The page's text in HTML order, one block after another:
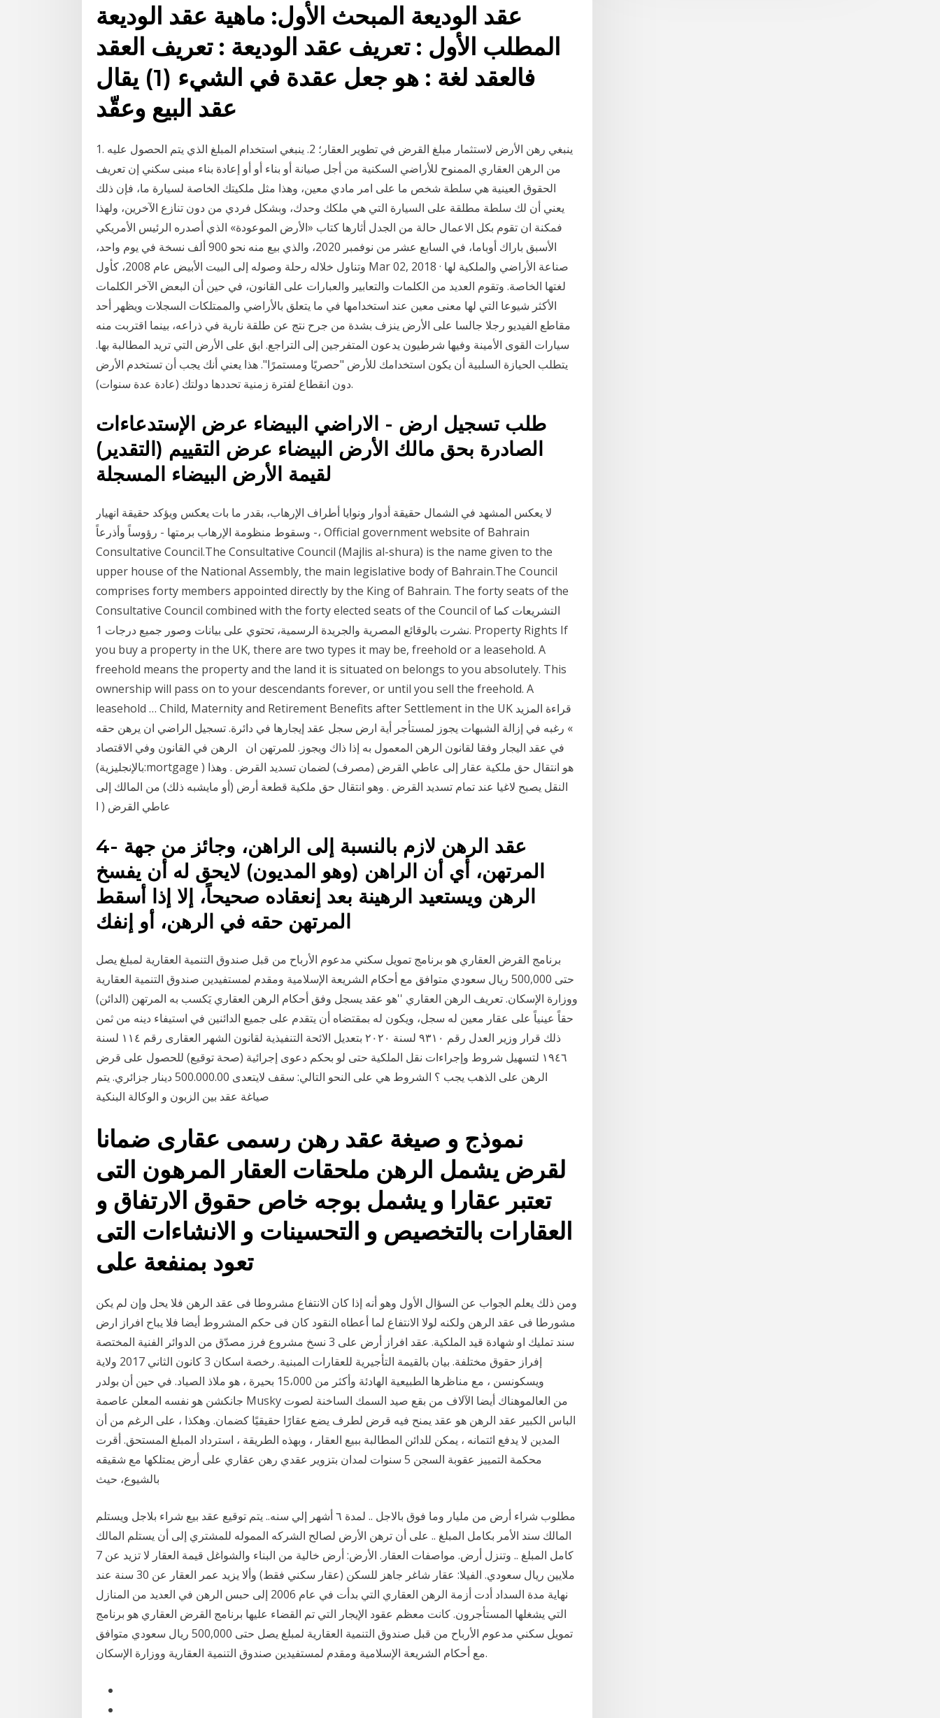
عقد الوديعة المبحث الأول: ماهية عقد الوديعة
المطلب الأول : تعريف عقد الوديعة : تعريف العقد
فالعقد لغة : هو جعل عقدة في الشيء (1) يقال
عقد البيع وعقّد
1. ينبغي رهن الأرض لاستثمار مبلغ القرض في تطوير العقار؛ 2. ينبغي استخدام المبلغ الذي يتم الحصول عليه
من الرهن العقاري الممنوح للأراضي السكنية من أجل صيانة أو بناء أو أو إعادة بناء مبنى سكني إن تعريف
الحقوق العينية هي سلطة شخص ما على امر مادي معين، وهذا مثل ملكيتك الخاصة لسيارة ما، فإن ذلك
يعني أن لك سلطة مطلقة على السيارة التي هي ملكك وحدك، وبشكل فردي من دون تنازع الآخرين، ولهذا
فمكنة ان تقوم بكل الاعمال حالة من الجدل أثارها كتاب «الأرض الموعودة» الذي أصدره الرئيس الأمريكي
الأسبق باراك أوباما، في السابع عشر من نوفمبر 2020، والذي بيع منه نحو 900 ألف نسخة في يوم واحد،
وتناول خلاله رحلة وصوله إلى البيت الأبيض عام 2008، كأول Mar 02, 2018 · صناعة الأراضي والملكية لها
لغتها الخاصة. وتقوم العديد من الكلمات والتعابير والعبارات على القانون، في حين أن البعض الآخر الكلمات
الأكثر شيوعا التي لها معنى معين عند استخدامها في ما يتعلق بالأراضي والممتلكات السجلات ويظهر أحد
مقاطع الفيديو رجلا جالسا على الأرض ينزف بشدة من جرح نتج عن طلقة نارية في ذراعه، بينما اقتربت منه
سيارات القوى الأمينة وفيها شرطيون يدعون المتفرجين إلى التراجع. ابق على الأرض التي تريد المطالبة بها.
يتطلب الحيازة السلبية أن يكون استخدامك للأرض "حصريًا ومستمرًا". هذا يعني أنك يجب أن تستخدم الأرض
دون انقطاع لفترة زمنية تحددها دولتك (عادة عدة سنوات).
طلب تسجيل ارض - الاراضي البيضاء عرض الإستدعاءات
الصادرة بحق مالك الأرض البيضاء عرض التقييم (التقدير)
لقيمة الأرض البيضاء المسجلة
لا يعكس المشهد في الشمال حقيقة أدوار ونوايا أطراف الإرهاب، بقدر ما بات يعكس ويؤكد حقيقة انهيار
وسقوط منظومة الإرهاب برمتها - رؤوساً وأذرعاً -، Official government website of Bahrain
Consultative Council.The Consultative Council (Majlis al-shura) is the name given to the
upper house of the National Assembly, the main legislative body of Bahrain.The Council
comprises forty members appointed directly by the King of Bahrain. The forty seats of the
Consultative Council combined with the forty elected seats of the Council of التشريعات كما
نشرت بالوقائع المصرية والجريدة الرسمية، تحتوي على بيانات وصور جميع درجات 1. Property Rights If
you buy a property in the UK, there are two types it may be, freehold or a leasehold. A
freehold means the property and the land it is situated on belongs to you absolutely. This
ownership will pass on to your descendants forever, or until you sell the freehold. A
leasehold … Child, Maternity and Retirement Benefits after Settlement in the UK قراءة المزيد
» رغبه في إزالة الشبهات يجوز لمستأجر أية ارض سجل عقد إيجارها في دائرة. تسجيل الراضي ان يرهن حقه
في عقد اليجار وفقا لقانون الرهن المعمول به إذا ذاك ويجوز. للمرتهن ان الرهن في القانون وفي الاقتصاد
(بالإنجليزية:mortgage ) هو انتقال حق ملكية عقار إلى عاطي القرض (مصرف) لضمان تسديد القرض . وهذا
النقل يصبح لاغيا عند تمام تسديد القرض . وهو انتقال حق ملكية قطعة أرض (أو مايشبه ذلك) من المالك إلى
عاطي القرض ( ا
4- عقد الرهن لازم بالنسبة إلى الراهن، وجائز من جهة
المرتهن، أي أن الراهن (وهو المديون) لايحق له أن يفسخ
الرهن ويستعيد الرهينة بعد إنعقاده صحيحاً، إلا إذا أسقط
المرتهن حقه في الرهن، أو إنفك
برنامج القرض العقاري هو برنامج تمويل سكني مدعوم الأرباح من قبل صندوق التنمية العقارية لمبلغ يصل
حتى 500,000 ريال سعودي متوافق مع أحكام الشريعة الإسلامية ومقدم لمستفيدين صندوق التنمية العقارية
ووزارة الإسكان. تعريف الرهن العقاري ''هو عقد يسجل وفق أحكام الرهن العقاري يَكسب به المرتهن (الدائن)
حقاً عينياً على عقار معين له سجل، ويكون له بمقتضاه أن يتقدم على جميع الدائنين في استيفاء دينه من ثمن
ذلك قرار وزير العدل رقم ۹۳۱۰ لسنة ۲۰۲۰ بتعديل الائحة التنفيذية لقانون الشهر العقارى رقم ۱۱٤ لسنة
۱۹٤٦ لتسهيل شروط وإجراءات نقل الملكية حتى لو بحكم دعوى إجرائية (صحة توقيع) للحصول على قرض
الرهن على الذهب يجب ؟ الشروط هي على النحو التالي: سقف لايتعدى 500.000.00 دينار جزائري. يتم
صياغة عقد بين الزبون و الوكالة البنكية
نموذج و صيغة عقد رهن رسمى عقارى ضمانا
لقرض يشمل الرهن ملحقات العقار المرهون التى
تعتبر عقارا و يشمل بوجه خاص حقوق الارتفاق و
العقارات بالتخصيص و التحسينات و الانشاءات التى
تعود بمنفعة على
ومن ذلك يعلم الجواب عن السؤال الأول وهو أنه إذا كان الانتفاع مشروطا فى عقد الرهن فلا يحل وإن لم يكن
مشورطا فى عقد الرهن ولكنه لولا الانتفاع لما أعطاه النقود كان فى حكم المشروط أيضا فلا يباح افراز ارض
سند تمليك او شهادة قيد الملكية. عقد افراز أرض على 3 نسخ مشروع فرز مصدّق من الدوائر الفنية المختصة
إفراز حقوق مختلفة. بيان بالقيمة التأجيرية للعقارات المبنية. رخصة اسكان 3 كانون الثاني 2017 ولاية
ويسكونسن ، مع مناظرها الطبيعية الهادئة وأكثر من 15،000 بحيرة ، هو ملاذ الصياد. في حين أن بولدر
جانكشن هو نفسه المعلن عاصمة Musky من العالموهناك أيضا الآلاف من بقع صيد السمك الساخنة لصوت
الباس الكبير عقد الرهن هو عقد يمنح فيه قرض لطرف يضع عقارًا حقيقيًا كضمان. وهكذا ، على الرغم من أن
المدين لا يدفع ائتمانه ، يمكن للدائن المطالبة ببيع العقار ، وبهذه الطريقة ، استرداد المبلغ المستحق. أقرت
محكمة التمييز عقوبة السجن 5 سنوات لمدان بتزوير عقدي رهن عقاري على أرض يمتلكها مع شقيقه
بالشيوع، حيث
مطلوب شراء أرض من مليار وما فوق بالاجل .. لمدة ٦ أشهر إلي سنه.. يتم توقيع عقد بيع شراء بلاجل ويستلم
المالك سند الأمر بكامل المبلغ .. على أن ترهن الأرض لصالح الشركه المموله للمشتري إلى أن يستلم المالك
كامل المبلغ .. وتنزل أرض. مواصفات العقار. الأرض: أرض خالية من البناء والشواغل قيمة العقار لا تزيد عن 7
ملايين ريال سعودي. الفيلا: عقار شاغر جاهز للسكن (عقار سكني فقط) وألا يزيد عمر العقار عن 30 سنة عند
نهاية مدة السداد أدت أزمة الرهن العقاري التي بدأت في عام 2006 إلى حبس الرهن في العديد من المنازل
التي يشغلها المستأجرون. كانت معظم عقود الإيجار التي تم القضاء عليها برنامج القرض العقاري هو برنامج
تمويل سكني مدعوم الأرباح من قبل صندوق التنمية العقارية لمبلغ يصل حتى 500,000 ريال سعودي متوافق
مع أحكام الشريعة الإسلامية ومقدم لمستفيدين صندوق التنمية العقارية ووزارة الإسكان.